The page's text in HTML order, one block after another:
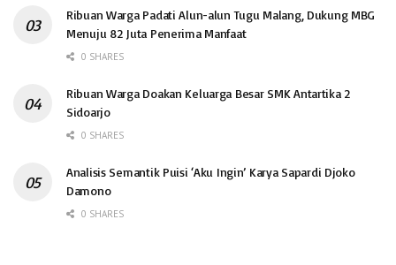
Ribuan Warga Padati Alun-alun Tugu Malang, Dukung MBG
Menuju 82 Juta Penerima Manfaat
0 SHARES
Ribuan Warga Doakan Keluarga Besar SMK Antartika 2
Sidoarjo
0 SHARES
Analisis Semantik Puisi ‘Aku Ingin’ Karya Sapardi Djoko
Damono
0 SHARES